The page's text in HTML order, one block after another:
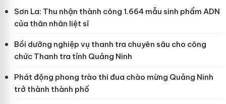
Sơn La: Thu nhận thành công 1.664 mẫu sinh phẩm ADN
của thân nhân liệt sĩ
Bồi dưỡng nghiệp vụ thanh tra chuyên sâu cho công
chức Thanh tra tỉnh Quảng Ninh
Phát động phong trào thi đua chào mừng Quảng Ninh
trở thành thành phố